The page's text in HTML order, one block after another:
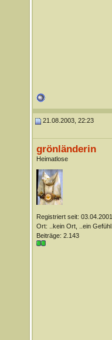
21.08.2003, 22:23
grönländerin
Heimatlose
Registriert seit: 03.04.2001
Ort: ..kein Ort, ..ein Gefühl.
Beiträge: 2.143